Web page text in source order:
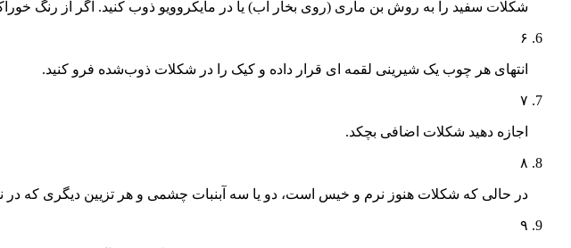
شکلات سفید را به روش بن ماری (روی بخار آب) یا در مایکروویو ذوب کنید. اگر از رنگ
۶
انتهای هر چوب یک شیرینی لقمه ای قرار داده و کیک را در شکلات ذوب‌شده فرو کنید.
۷
اجازه دهید شکلات اضافی بچکد.
۸
در حالی که شکلات هنوز نرم و خیس است، دو یا سه آبنبات چشمی و هر تزیین دیگری که در
۹